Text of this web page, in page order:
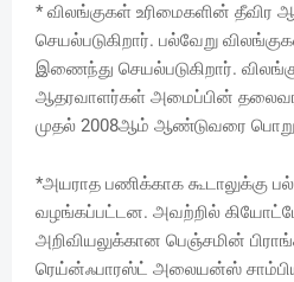
* விலங்குகள் உரிமைகளின் தீவிர
செயல்படுகிறார். பல்வேறு
இணைந்து செயல்படுகிறார்.
ஆதரவாளர்கள் அமைப்பின்
முதல் 2008ஆம் ஆண்டுவரை
*அயராத பணிக்காக கூடாலுக்கு
வழங்கப்பட்டன. அவற்றில் கியோட்டோ
அறிவியலுக்கான பெஞ்சமின்
ரெய்ன்ஃபாரஸ்ட் அலையன்ஸ்